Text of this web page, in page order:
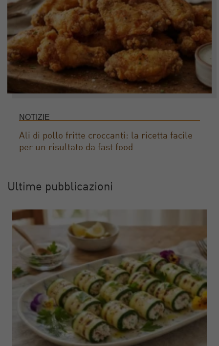
NOTIZIE
Ali di pollo fritte croccanti: la ricetta facile
per un risultato da fast food
Ultime pubblicazioni